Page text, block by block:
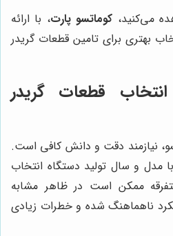
می‌کنید، کوماتسو پارت، با ارائه
بهتری برای تامین قطعات گریدر
قطعات گریدر
نیازمند دقت و دانش کافی است.
مدل و سال تولید دستگاه انتخاب
ممکن است در ظاهر مشابه
ناهماهنگ شده و خطرات زیادی